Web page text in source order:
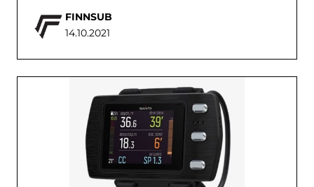
FINNSUB
14.10.2021